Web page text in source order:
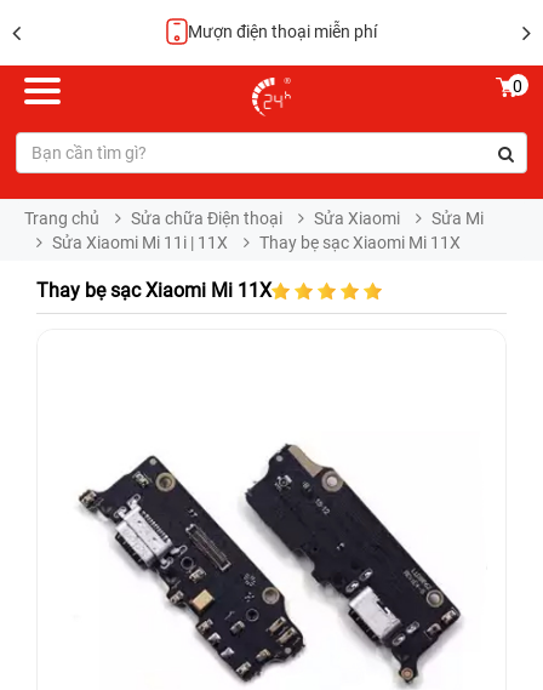
Hoàn tiền 100%
0
Trang chủ Sửa chữa Điện thoại Sửa Xiaomi
Sửa Mi
Sửa Xiaomi Mi 11i | 11X
Thay bẹ sạc Xiaomi Mi 11X
Thay bẹ sạc Xiaomi Mi 11X